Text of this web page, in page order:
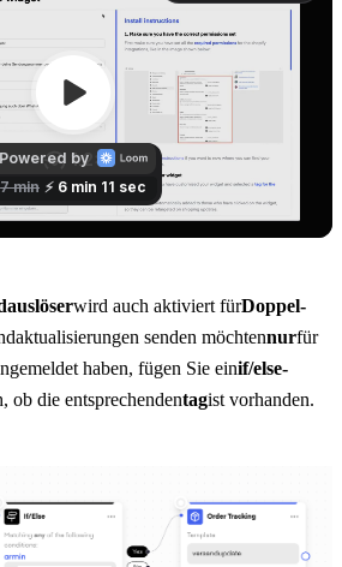
wird auch aktiviert fürDoppel-
senden möchtennurfür
haben, fügen Sie einif/else-
ob die entsprechendentagist vorhanden.